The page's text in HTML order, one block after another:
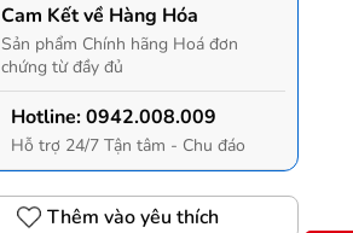
Cam Kết về Hàng Hóa
Sản phẩm Chính hãng Hoá đơn
chứng từ đầy đủ
Hotline:0942.008.009
Hỗ trợ 24/7 Tận tâm - Chu đáo
Thêm vào yêu thích